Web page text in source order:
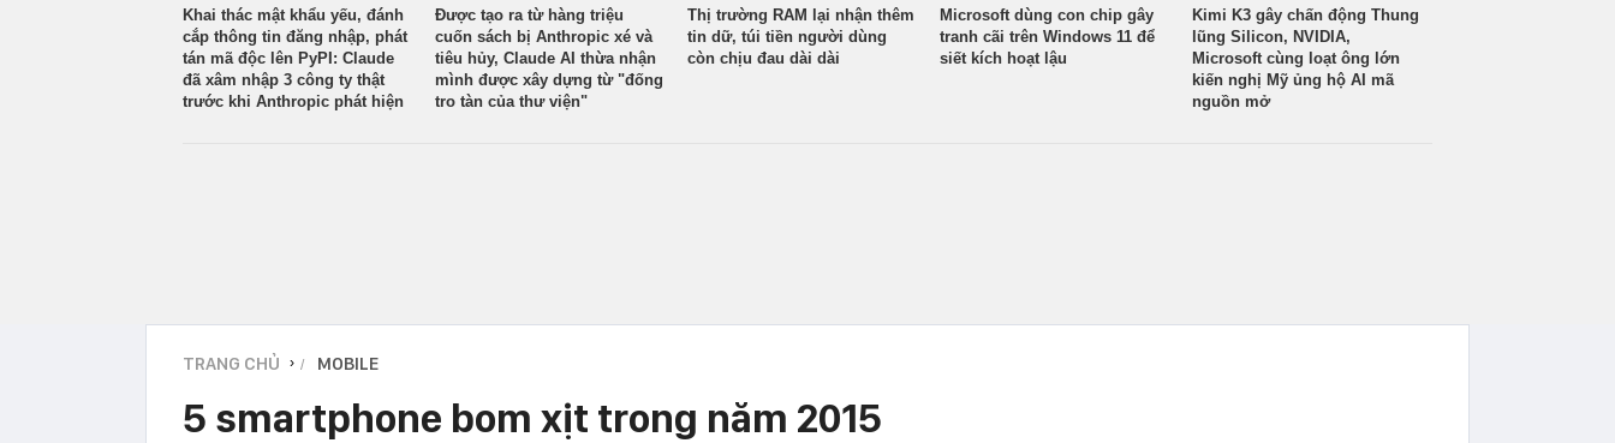
Khai thác mật khẩu yếu, đánh
cắp thông tin đăng nhập, phát
tán mã độc lên PyPI: Claude
đã xâm nhập 3 công ty thật
trước khi Anthropic phát hiện
Được tạo ra từ hàng triệu
cuốn sách bị Anthropic xé và
tiêu hủy, Claude AI thừa nhận
mình được xây dựng từ "đống
tro tàn của thư viện"
Thị trường RAM lại nhận thêm
tin dữ, túi tiền người dùng
còn chịu đau dài dài
Microsoft dùng con chip gây
tranh cãi trên Windows 11 để
siết kích hoạt lậu
Kimi K3 gây chấn động Thung
lũng Silicon, NVIDIA,
Microsoft cùng loạt ông lớn
kiến nghị Mỹ ủng hộ AI mã
nguồn mở
TRANG CHỦ › MOBILE
5 smartphone bom xịt trong năm 2015